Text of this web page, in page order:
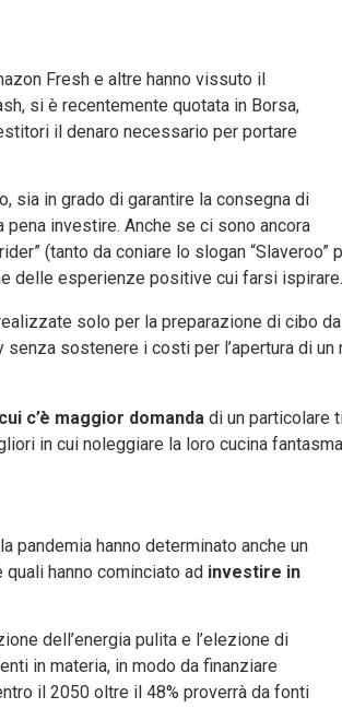
Fresh e altre hanno vissuto il
si è recentemente quotata in Borsa,
il denaro necessario per portare
sia in grado di garantire la consegna di
investire. Anche se ci sono ancora
(tanto da coniare lo slogan “Slaveroo”
delle esperienze positive cui farsi ispirare.
solo per la preparazione di cibo
sostenere i costi per l’apertura di un
c’è maggior domanda di un particolare
in cui noleggiare la loro cucina
pandemia hanno determinato anche un
hanno cominciato ad investire in
dell’energia pulita e l’elezione di
in materia, in modo da finanziare
il 2050 oltre il 48% proverrà da fonti